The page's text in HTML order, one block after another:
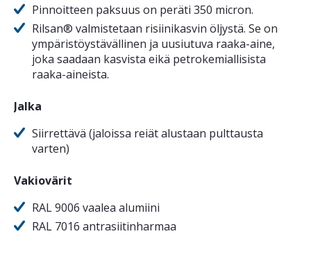
Pinnoitteen paksuus on peräti 350 micron.
Rilsan® valmistetaan risiinikasvin öljystä. Se on
ympäristöystävällinen ja uusiutuva raaka-aine,
joka saadaan kasvista eikä petrokemiallisista
raaka-aineista.
Jalka
Siirrettävä (jaloissa reiät alustaan pulttausta
varten)
Vakiovärit
RAL 9006 vaalea alumiini
RAL 7016 antrasiitinharmaa